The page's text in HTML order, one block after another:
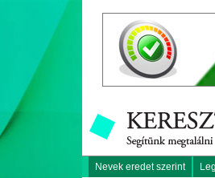
Nevek eredet szerint